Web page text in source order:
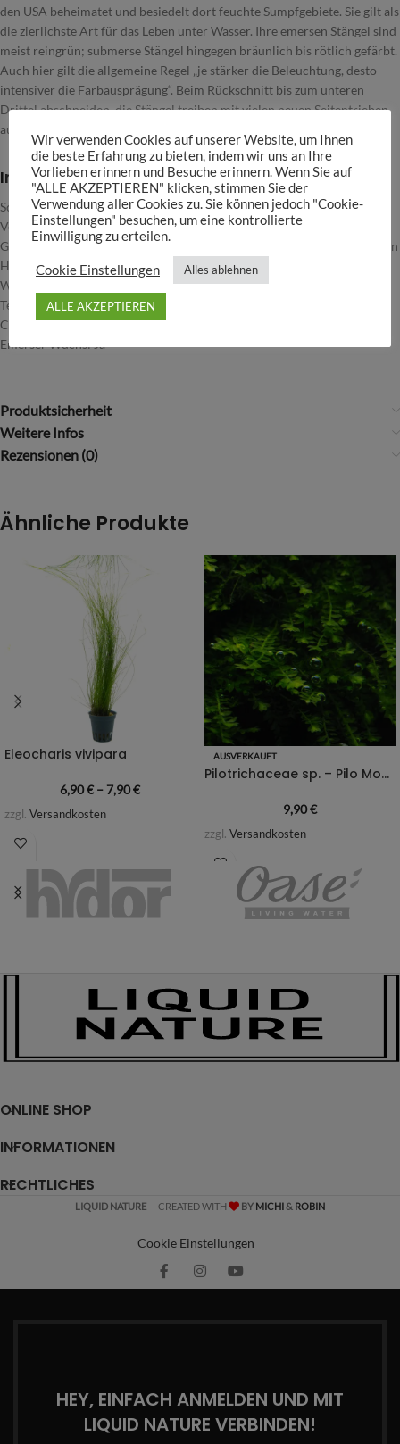
den USA beheimatet und besiedelt dort feuchte Sumpfgebiete. Sie gilt als
die zierlichste Art für das Leben unter Wasser. Ihre emersen Stängel sind
meist reingrün; submerse Stängel hingegen bräunlich bis rötlich gefärbt.
Auch hier gilt die allgemeine Regel „je stärker die Beleuchtung, desto
intensiver die Farbausprägung“. Beim Rückschnitt bis zum unteren
Drittel abschneiden, die Stängel treiben mit vielen neuen Seitentrieben
aus.
Infos
Schwierigkeitsgrad: Mittel
Verwendung: Hintergrund
Gestaltungstipps: Farbenprächtige Stängelpflanze mit filigranen Blättern
Höhe: 30-50+cm
Wuchsgeschwindigkeit: schnell
Temperatur: 18-26°C
CO2-Düngung: empfohlen
Emerser Wuchs: Ja
Produktsicherheit
Weitere Infos
Rezensionen (0)
Ähnliche Produkte
Eleocharis vivipara
6,90€– 7,90€
zzgl. Versandkosten
AUSVERKAUFT
Pilotrichaceae sp. – Pilo Moos
9,90€
zzgl. Versandkosten
ONLINE SHOP
INFORMATIONEN
RECHTLICHES
LIQUID NATURE — CREATED WITH BY MICHI& ROBIN
Cookie Einstellungen
HEY, EINFACH ANMELDEN UND MIT
LIQUID NATURE VERBINDEN!
Wir verwenden Cookies auf unserer Website, um Ihnen
die beste Erfahrung zu bieten, indem wir uns an Ihre
Vorlieben erinnern und Besuche erinnern. Wenn Sie auf
"ALLE AKZEPTIEREN" klicken, stimmen Sie der
Verwendung aller Cookies zu. Sie können jedoch "Cookie-
Einstellungen" besuchen, um eine kontrollierte
Einwilligung zu erteilen.
Cookie Einstellungen Alles ablehnen
ALLE AKZEPTIEREN